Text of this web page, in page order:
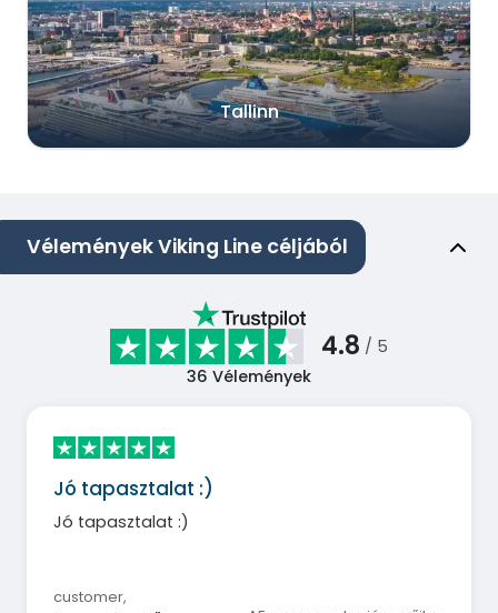
Tallinn
Vélemények Viking Line céljából
4.8 / 5
36 Vélemények
Jó tapasztalat :)
Jó tapasztalat :)
customer,